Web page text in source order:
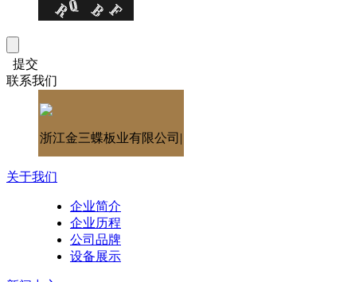
提交
联系我们
浙江金三蝶板业有限公司|
关于我们
企业简介
企业历程
公司品牌
设备展示